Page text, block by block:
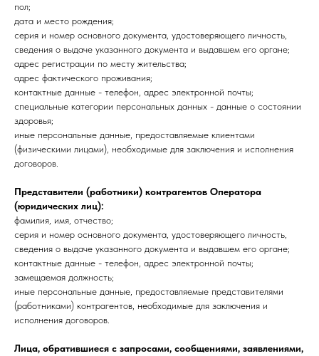
пол;
дата и место рождения;
серия и номер основного документа, удостоверяющего личность,
сведения о выдаче указанного документа и выдавшем его органе;
адрес регистрации по месту жительства;
адрес фактического проживания;
контактные данные - телефон, адрес электронной почты;
специальные категории персональных данных - данные о состоянии
здоровья;
иные персональные данные, предоставляемые клиентами
(физическими лицами), необходимые для заключения и исполнения
договоров.
Представители (работники) контрагентов Оператора
(юридических лиц):
фамилия, имя, отчество;
серия и номер основного документа, удостоверяющего личность,
сведения о выдаче указанного документа и выдавшем его органе;
контактные данные - телефон, адрес электронной почты;
замещаемая должность;
иные персональные данные, предоставляемые представителями
(работниками) контрагентов, необходимые для заключения и
исполнения договоров.
Лица, обратившиеся с запросами, сообщениями, заявлениями,